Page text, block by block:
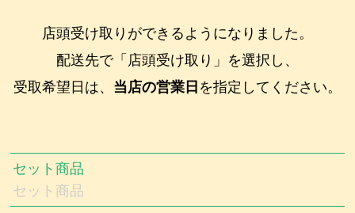
店頭受け取りができるようになりました。
配送先で「店頭受け取り」を選択し、
受取希望日は、 当店の営業日 を指定してください。
セット商品
セット商品